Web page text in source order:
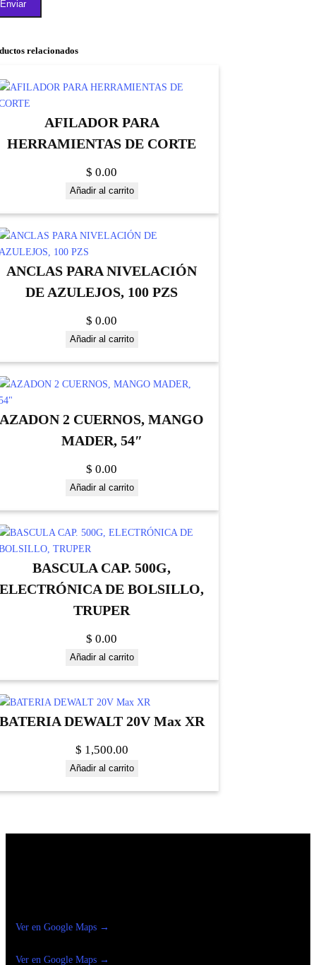
relacionados
AFILADOR PARA
HERRAMIENTAS DE CORTE
$ 0.00
Añadir al carrito
ANCLAS PARA NIVELACIÓN
DE AZULEJOS, 100 PZS
$ 0.00
Añadir al carrito
AZADON 2 CUERNOS, MANGO
MADER, 54″
$ 0.00
Añadir al carrito
BASCULA CAP. 500G,
ELECTRÓNICA DE BOLSILLO,
TRUPER
$ 0.00
Añadir al carrito
DEWALT 20V Max XR
$ 1,500.00
Añadir al carrito
Ver en Google Maps →
Ver en Google Maps →